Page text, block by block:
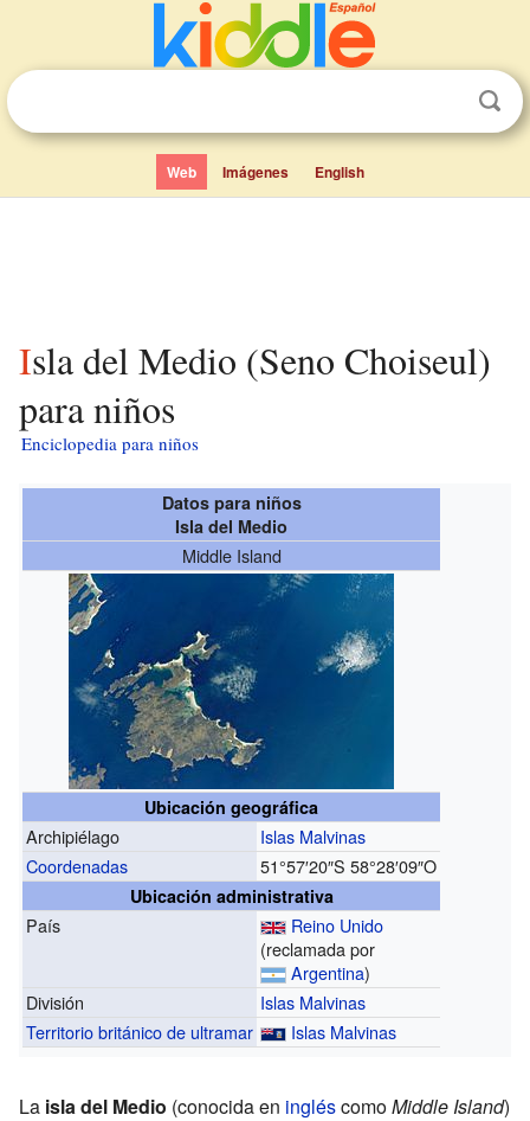
Web Imágenes English
Isla del Medio (Seno Choiseul)
para niños
Enciclopedia para niños
Datos para niños
Isla del Medio
Middle Island
Ubicación geográfica
Archipiélago
Islas Malvinas
Coordenadas
51°57′20″S 58°28′09″O
Ubicación administrativa
País
Reino Unido
(reclamada por
Argentina)
División
Islas Malvinas
Territorio británico de ultramar
Islas Malvinas
La isla del Medio (conocida en ingléscomoMiddle Island)